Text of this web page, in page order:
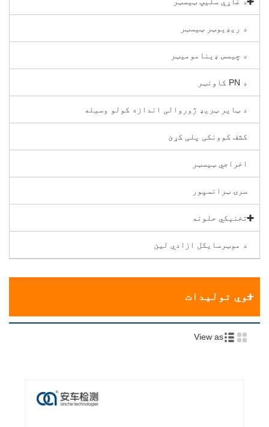
د ریډیوټر ټیسټر
د چیسس ډینامومیټر
د PN کاونټر
د ټایر ټریډ ژوروالی اندازه کولو وسیله
کشف کوونکی پلی کړئ
اخراجي ټیسټر
سرۍ ټرانسپور
تخنیکي حلونه
د موټرسایکل ازادي لین
نوي تولیدات
View as